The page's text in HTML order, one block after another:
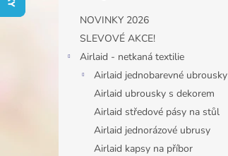
NOVINKY 2026
SLEVOVÉ AKCE!
Airlaid - netkaná textilie
Airlaid jednobarevné ubrousky
Airlaid ubrousky s dekorem
Airlaid středové pásy na stůl
Airlaid jednorázové ubrusy
Airlaid kapsy na příbor